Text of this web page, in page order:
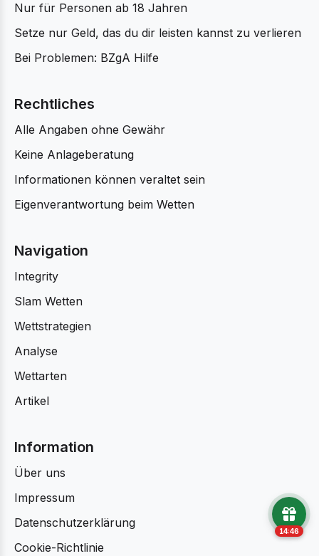
14:45
Nur für Personen ab 18 Jahren
Setze nur Geld, das du dir leisten kannst zu verlieren
Bei Problemen: BZgA Hilfe
Rechtliches
Alle Angaben ohne Gewähr
Keine Anlageberatung
Informationen können veraltet sein
Eigenverantwortung beim Wetten
Navigation
Integrity
Slam Wetten
Wettstrategien
Analyse
Wettarten
Artikel
Information
Über uns
Impressum
Datenschutzerklärung
Cookie-Richtlinie